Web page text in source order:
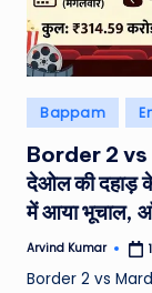
e
N
e
w
s
A
ro
u
Posted
in
Bappam
Border 2
देओल की दहाड़ के
में आया भूचाल,
Posted
Arvind Kumar
Border 2 vs